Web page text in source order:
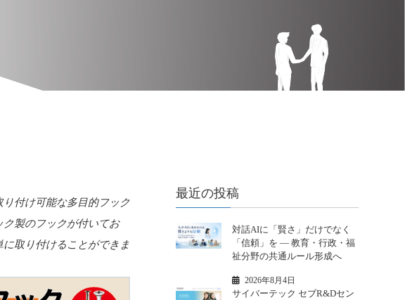
付け可能な多目的フック
製のフックが付いてお
取り付けることができま
最近の投稿
対話AIに「賢さ」だけでなく
「信頼」を ― 教育・行政・福
祉分野の共通ルール形成へ
2026年8月4日
サイバーテック セブR&Dセン